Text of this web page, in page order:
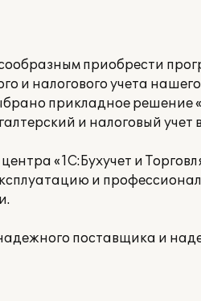
приобрести
и налогового учета
прикладное решение
и налоговый
«1С:Бухучет и
и
поставщика и